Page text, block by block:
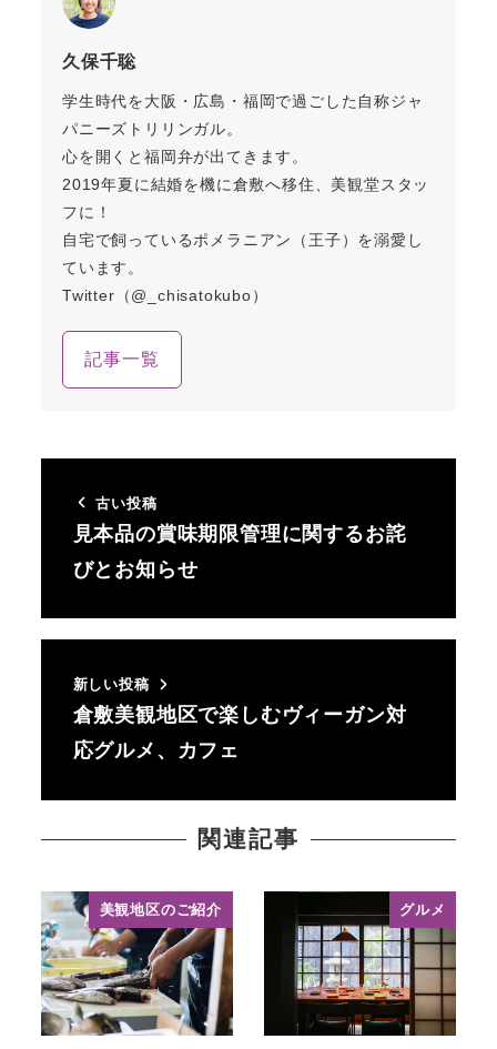
久保千聡
学生時代を大阪・広島・福岡で過ごした自称ジャ
パニーズトリリンガル。
心を開くと福岡弁が出てきます。
2019年夏に結婚を機に倉敷へ移住、美観堂スタッ
フに！
自宅で飼っているポメラニアン（王子）を溺愛し
ています。
Twitter（@_chisatokubo）
記事一覧
古い投稿
見本品の賞味期限管理に関するお詫
びとお知らせ
新しい投稿
倉敷美観地区で楽しむヴィーガン対
応グルメ、カフェ
関連記事
美観地区のご紹介 グルメ